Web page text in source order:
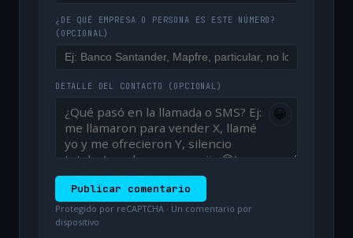
¿DE QUÉ EMPRESA O PERSONA ES ESTE NÚMERO?
(OPCIONAL)
DETALLE DEL CONTACTO (OPCIONAL)
😀
Publicar comentario
Protegido por reCAPTCHA · Un comentario por
dispositivo